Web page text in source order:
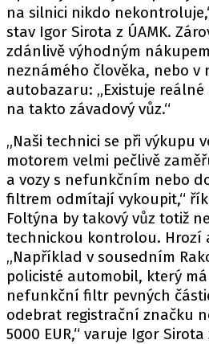
na silnici nikdo
stav Igor Sirota z ÚAMK.
zdánlivě výhodným
neznámého člověka, nebo v
autobazaru: „Existuje
na takto závadový vůz.“
„Naši technici se při výkupu
motorem velmi pečlivě
a vozy s nefunkčním nebo
filtrem odmítají vykoupit,“
Foltýna by takový vůz totiž
technickou kontrolou. Hrozí
„Například v sousedním
policisté automobil, který
nefunkční filtr pevných
odebrat registrační značku
5000 EUR,“ varuje Igor Sirota